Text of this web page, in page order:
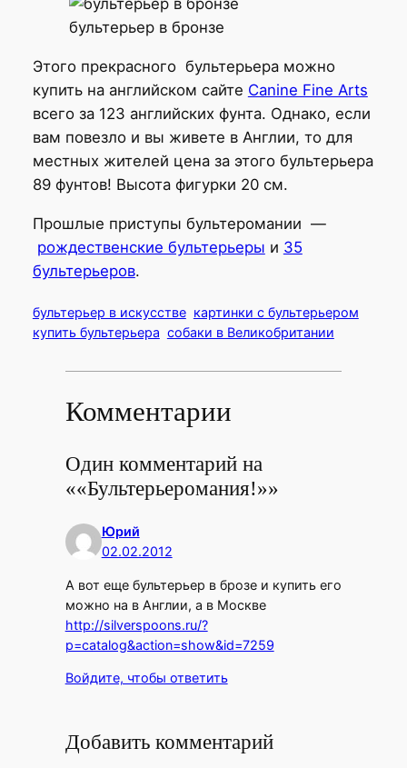
бультерьер в бронзе
Этого прекрасного бультерьера можно
купить на английском сайте Canine Fine Arts
всего за 123 английских фунта. Однако, если
вам повезло и вы живете в Англии, то для
местных жителей цена за этого бультерьера
89 фунтов! Высота фигурки 20 см.
Прошлые приступы бультеромании —
рождественские бультерьеры и 35
бультерьеров.
бультерьер в искусстве картинки с бультерьером
купить бультерьера собаки в Великобритании
Комментарии
Один комментарий на
««Бультерьеромания!»»
Юрий
02.02.2012
А вот еще бультерьер в брозе и купить его
можно на в Англии, а в Москве
http://silverspoons.ru/?
p=catalog&action=show&id=7259
Войдите, чтобы ответить
Добавить комментарий